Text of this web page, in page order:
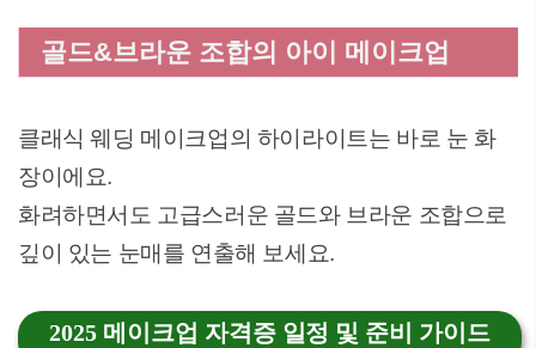
골드&브라운 조합의 아이 메이크업
클래식 웨딩 메이크업의 하이라이트는 바로 눈 화
장이에요.
화려하면서도 고급스러운 골드와 브라운 조합으로
깊이 있는 눈매를 연출해 보세요.
2025 메이크업 자격증 일정 및 준비 가이드